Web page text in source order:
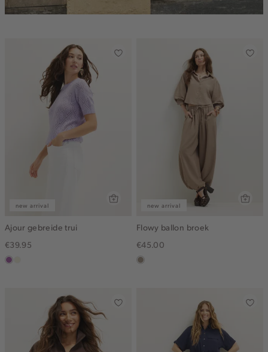
new arrival
Ajour gebreide trui
€39.95
lila
new arrival
Flowy ballon broek
€45.00
taupe,